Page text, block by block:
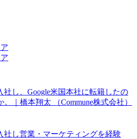
社し、Google米国本社に転籍したの
｜橋本翔太 （Commune株式会社）
社し営業・マーケティングを経験